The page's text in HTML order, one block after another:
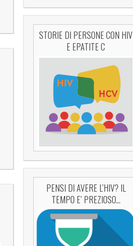
STORIE DI PERSONE CON HIV
E EPATITE C
PENSI DI AVERE L’HIV? IL
TEMPO E’ PREZIOSO…